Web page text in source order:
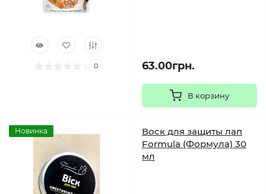
0 63.00грн.
В корзину
Новинка
Воск для защиты лап
Formula (Формула) 30
мл